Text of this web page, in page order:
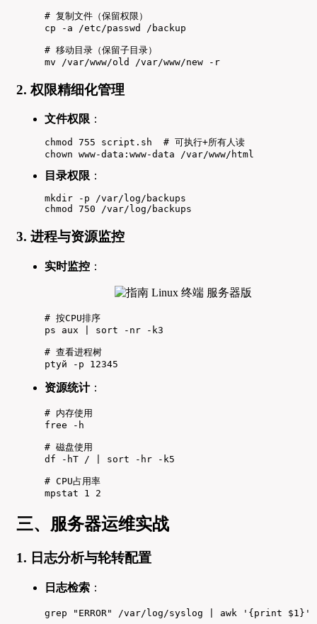
# 复制文件（保留权限）
cp -a /etc/passwd /backup
# 移动目录（保留子目录）
mv /var/www/old /var/www/new -r
2. 权限精细化管理
文件权限 ：
chmod 755 script.sh  # 可执行+所有人读
chown www-data:www-data /var/www/html
目录权限 ：
mkdir -p /var/log/backups
chmod 750 /var/log/backups
3. 进程与资源监控
实时监控 ：
# 按CPU排序
ps aux | sort -nr -k3
# 查看进程树
ptуй -p 12345
资源统计：
# 内存使用
free -h
# 磁盘使用
df -hT / | sort -hr -k5
# CPU占用率
mpstat 1 2
三、服务器运维实战
1. 日志分析与轮转配置
日志检索 ：
grep "ERROR" /var/log/syslog | awk '{print $1}'  #